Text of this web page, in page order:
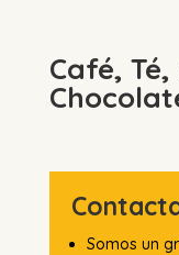
Café,
Somos un